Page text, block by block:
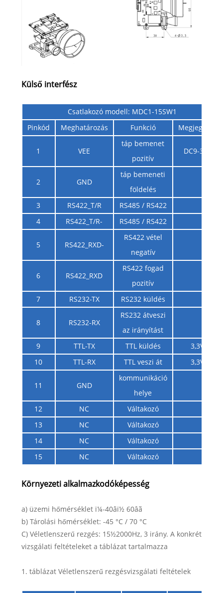
Külső interfész
Csatlakozó modell: MDC1-15SW1
Pinkód
Meghatározás Funkció Megjegyzés
1 VEE
táp bemenet
pozitív
DC9-36V
2 GND
táp bemeneti
földelés
3
RS422_T/R
RS485 / RS422
4
RS422_T/R- RS485 / RS422
5 RS422_RXD-
RS422 vétel
negatív
6 RS422_RXD
RS422 fogad
pozitív
7
RS232-TX RS232 küldés
8 RS232-RX
RS232 átveszi
az irányítást
9
TTL-TX TTL küldés
3,3V
10
TTL-RX TTL veszi át 3,3V
11 GND
kommunikáció
helye
12
NC
Váltakozó
13
NC
Váltakozó
14
NC
Váltakozó
15
NC Váltakozó
Környezeti alkalmazkodóképesség
a) üzemi hőmérséklet ï¼-40âï½ 60âã
b) Tárolási hőmérséklet: -45 °C / 70 °C
C) Véletlenszerű rezgés: 15½2000Hz, 3 irány. A konkrét
vizsgálati feltételeket a táblázat tartalmazza
1. táblázat Véletlenszerű rezgésvizsgálati feltételek